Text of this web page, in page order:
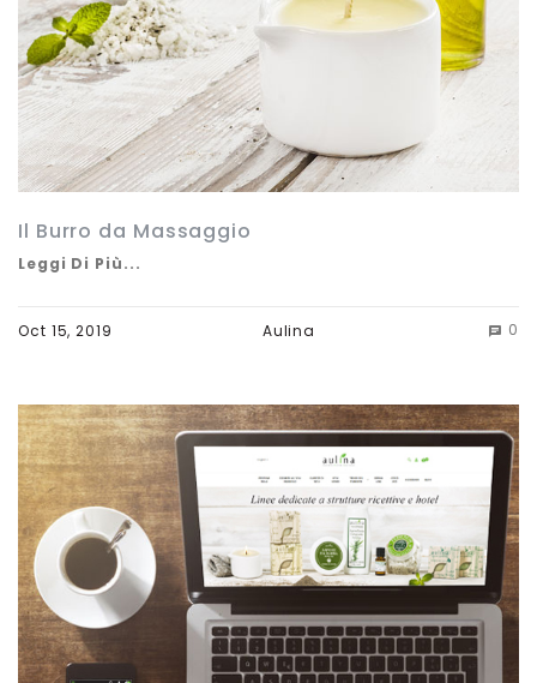
Il Burro da Massaggio
Leggi Di Più...
Aulina
Oct 15, 2019 0